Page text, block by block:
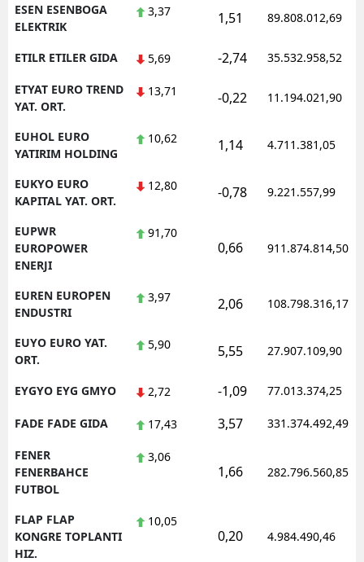
ESEN ESENBOGA
ELEKTRIK
3,37 1,51 89.808.012,69
ETILR ETILER GIDA 5,69 -2,74 35.532.958,52
ETYAT EURO TREND
YAT. ORT.
13,71 -0,22 11.194.021,90
EUHOL EURO
YATIRIM HOLDING
10,62 1,14 4.711.381,05
EUKYO EURO
KAPITAL YAT. ORT.
12,80 -0,78 9.221.557,99
EUPWR
EUROPOWER
ENERJI
91,70
0,66 911.874.814,50
EUREN EUROPEN
ENDUSTRI
3,97 2,06 108.798.316,17
EUYO EURO YAT.
ORT.
5,90 5,55 27.907.109,90
EYGYO EYG GMYO 2,72 -1,09 77.013.374,25
FADE FADE GIDA 17,43 3,57 331.374.492,49
FENER
FENERBAHCE
FUTBOL
3,06
1,66 282.796.560,85
FLAP FLAP
KONGRE TOPLANTI
HIZ.
10,05
0,20 4.984.490,46